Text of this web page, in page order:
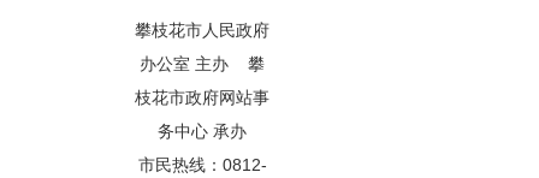
攀枝花市人民政府
办公室 主办 攀
枝花市政府网站事
务中心 承办
市民热线：0812-